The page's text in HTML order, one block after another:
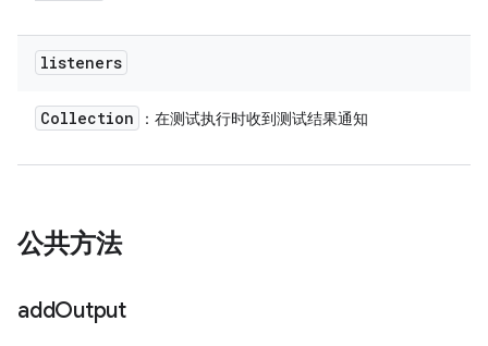
listeners
Collection ：在测试执行时收到测试结果通知
公共方法
addOutput